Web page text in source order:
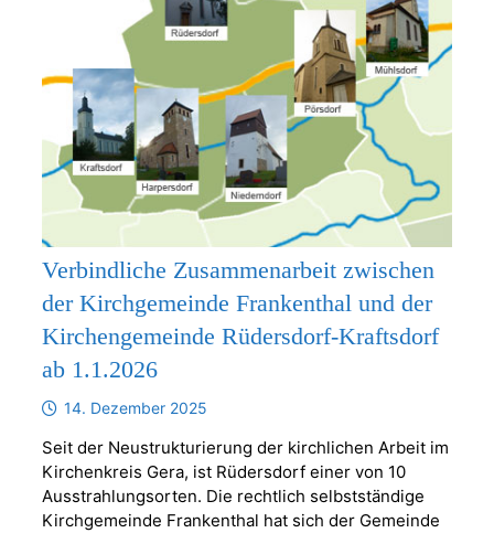
Verbindliche Zusammenarbeit zwischen
der Kirchgemeinde Frankenthal und der
Kirchengemeinde Rüdersdorf-Kraftsdorf
ab 1.1.2026
14. Dezember 2025
Seit der Neustrukturierung der kirchlichen Arbeit im
Kirchenkreis Gera, ist Rüdersdorf einer von 10
Ausstrahlungsorten. Die rechtlich selbstständige
Kirchgemeinde Frankenthal hat sich der Gemeinde